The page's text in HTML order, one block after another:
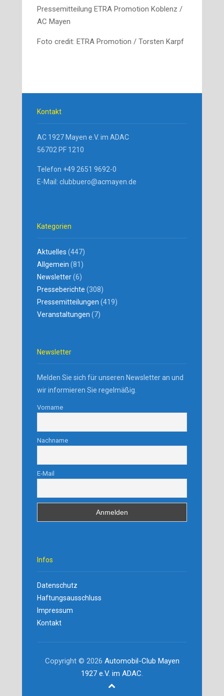
Pressemitteilung ETRA Promotion Koblenz /
AC Mayen
Foto credit: ETRA Promotion / Torsten Karpf
Kontakt
AC 1927 Mayen e.V. im ADAC
56702 PF 1210
Telefon +49 2651 9692-0
E-Mail: clubbuero@acmayen.de
Kategorien
Aktuelles (447)
Allgemein (81)
Newsletter(6)
Presseberichte (308)
Pressemitteilungen (419)
Veranstaltungen (7)
Newsletter
Melden Sie sich für unseren Newsletter an und
wir informieren Sie regelmäßig.
Vorname
Nachname
E-Mail
Infos
Datenschutz
Haftungsausschluss
Impressum
Kontakt
Copyright © 2026 Automobil-Club Mayen
1927 e.V. im ADAC.